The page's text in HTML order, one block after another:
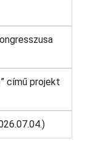
című projekt